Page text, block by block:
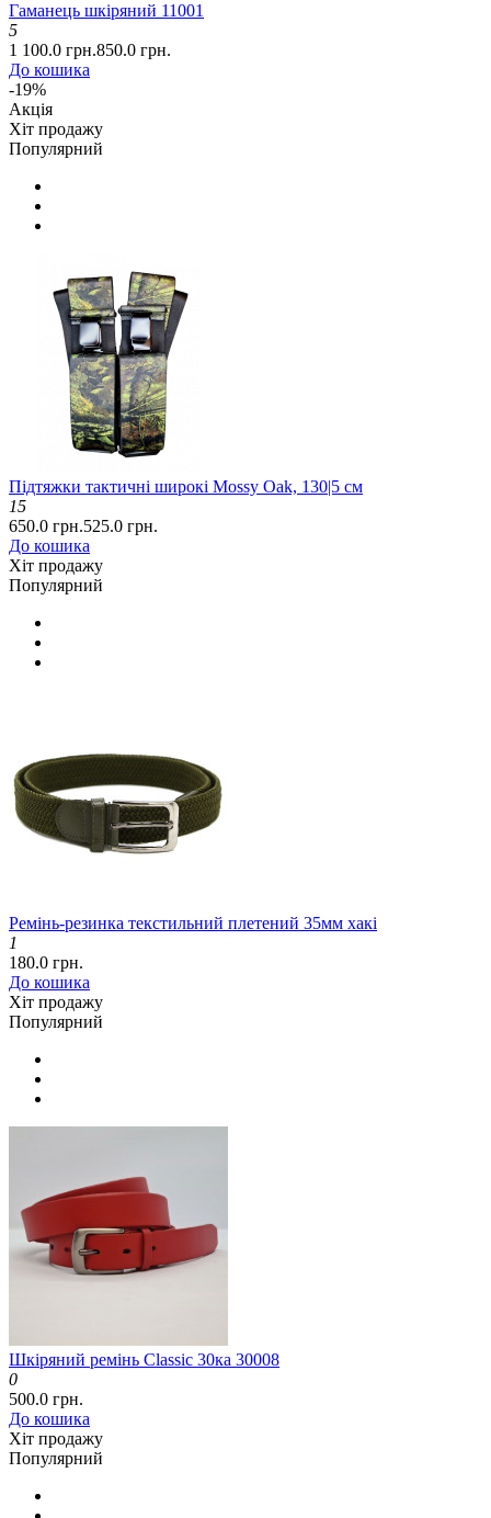
Гаманець шкіряний 11001
5
1 100.0 грн.850.0 грн.
До кошика
-19%
Акція
Хіт продажу
Популярний
Підтяжки тактичні широкі Mossy Oak, 130|5 см
15
650.0 грн.525.0 грн.
До кошика
Хіт продажу
Популярний
Ремінь-резинка текстильний плетений 35мм хакі
1
180.0 грн.
До кошика
Хіт продажу
Популярний
Шкіряний ремінь Classic 30ка 30008
0
500.0 грн.
До кошика
Хіт продажу
Популярний